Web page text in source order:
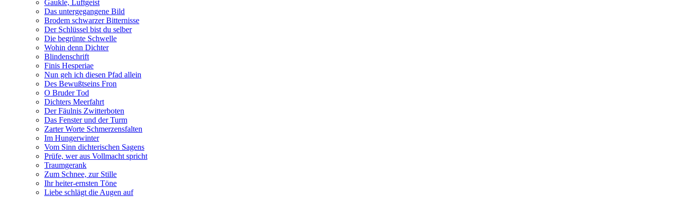
Gaukle, Luftgeist
Das untergegangene Bild
Brodem schwarzer Bitternisse
Der Schlüssel bist du selber
Die begrünte Schwelle
Wohin denn Dichter
Blindenschrift
Finis Hesperiae
Nun geh ich diesen Pfad allein
Des Bewußtseins Fron
O Bruder Tod
Dichters Meerfahrt
Der Fäulnis Zwitterboten
Das Fenster und der Turm
Zarter Worte Schmerzensfalten
Im Hungerwinter
Vom Sinn dichterischen Sagens
Prüfe, wer aus Vollmacht spricht
Traumgerank
Zum Schnee, zur Stille
Ihr heiter-ernsten Töne
Liebe schlägt die Augen auf